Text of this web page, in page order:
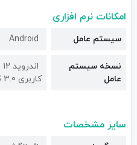
امکانات نرم افزاری
سیستم عامل Android
نسخه سیستم
عامل
کاربری Nothing OS 3.0
سایر مشخصات